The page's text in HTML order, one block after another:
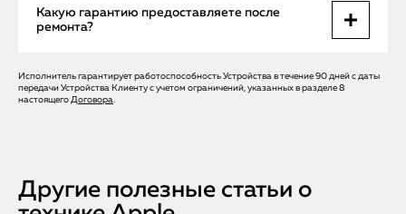
Коррозия постепенно разрушает контакты, что делает
Какую гарантию предоставляете после
ремонта?
Apple Help даёт официальную гарантию на все
выполненные работы и замененные компоненты,
Исполнитель гарантирует работоспособность Устройства в течение 90 дней с даты
передачи Устройства Клиенту с учетом ограничений, указанных в разделе 8
настоящего Договора.
Другие полезные статьи о